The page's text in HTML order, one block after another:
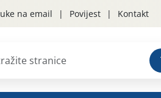
na email Povijest Kontakt